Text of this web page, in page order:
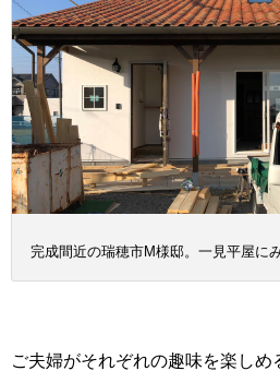
完成間近の瑞穂市M様邸。一見平屋に
ご夫婦がそれぞれの趣味を楽しめ